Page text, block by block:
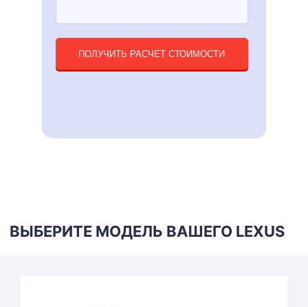
ПОЛУЧИТЬ РАСЧЕТ СТОИМОСТИ
ВЫБЕРИТЕ МОДЕЛЬ ВАШЕГО LEXUS